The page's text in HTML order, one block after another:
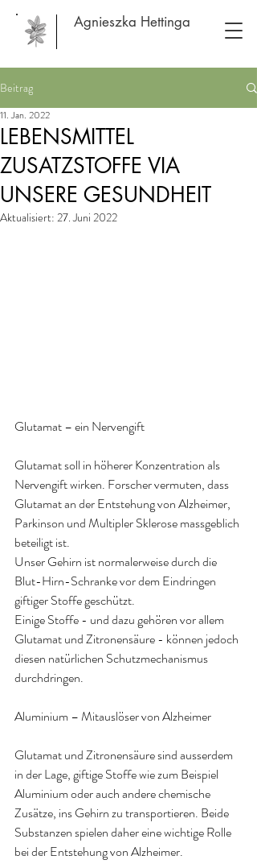
Agnieszka Hettinga
Beitrag
LEBENSMITTEL
ZUSATZSTOFFE VIA
UNSERE GESUNDHEIT
11. Jan. 2022
Aktualisiert: 27. Juni 2022
Glutamat – ein Nervengift
Glutamat soll in höherer Konzentration als
Nervengift wirken. Forscher vermuten, dass
Glutamat an der Entstehung von Alzheimer,
Parkinson und Multipler Sklerose massgeblich
beteiligt ist.
Unser Gehirn ist normalerweise durch die
Blut-Hirn-Schranke vor dem Eindringen
giftiger Stoffe geschützt.
Einige Stoffe - und dazu gehören vor allem
Glutamat und Zitronensäure - können jedoch
diesen natürlichen Schutzmechanismus
durchdringen.
Aluminium – Mitauslöser von Alzheimer
Glutamat und Zitronensäure sind ausserdem
in der Lage, giftige Stoffe wie zum Beispiel
Aluminium oder auch andere chemische
Zusätze, ins Gehirn zu transportieren. Beide
Substanzen spielen daher eine wichtige Rolle
bei der Entstehung von Alzheimer.